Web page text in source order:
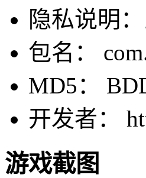
隐私说明：
包名：
MD5：
开发者：
游戏截图